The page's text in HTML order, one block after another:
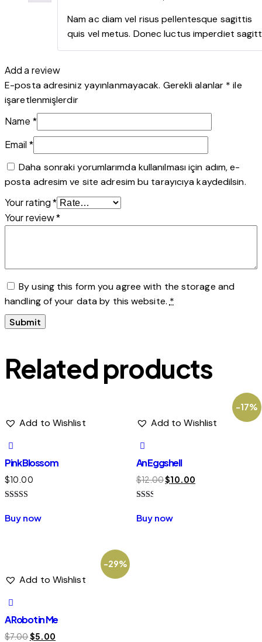
of 5
Nam ac diam vel risus pellentesque sagittis
quis vel metus. Donec luctus imperdiet
Add a review
E-posta adresiniz yayınlanmayacak. Gerekli alanlar * ile
işaretlenmişlerdir
Name *
Email *
Daha sonraki yorumlarımda kullanılması için adım, e-
posta adresim ve site adresim bu tarayıcıya kaydedilsin.
Your rating*
Your review*
By using this form you agree with the storage and
handling of your data by this website. *
Related products
Add to Wishlist
Pink Blossom
$10.00
4.00
out of 5
Buy now
-17%
Add to Wishlist
An Eggshell
$12.00$10.00
2.00
out
Buy now
-29%
Add to Wishlist
A Robot in Me
$7.00$5.00